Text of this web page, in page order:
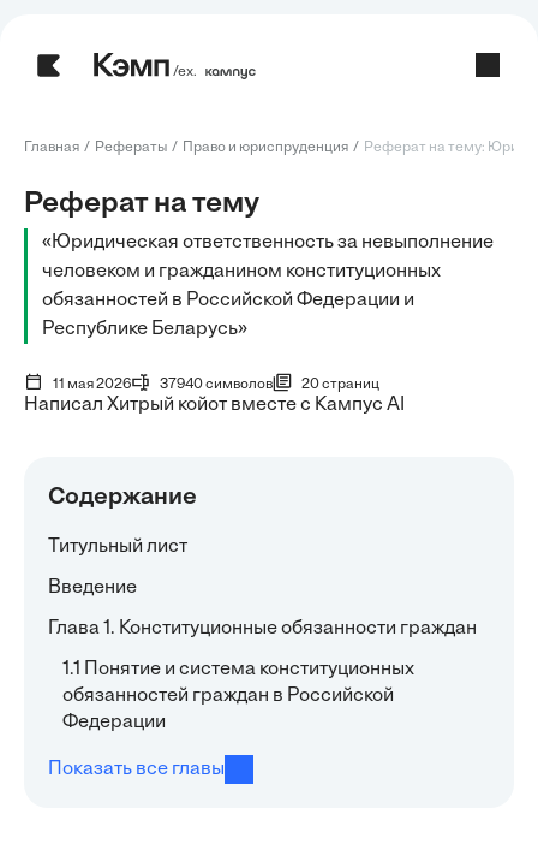
/ех.
Главная Рефераты Право и юриспруденция Реферат на тему:
Реферат на тему
«Юридическая ответственность за невыполнение
человеком и гражданином конституционных
обязанностей в Российской Федерации и
Республике Беларусь»
11 мая 2026 37940 символов 20 страниц
Написал Хитрый койот вместе с Кампус AI
Содержание
Титульный лист
Введение
Глава 1. Конституционные обязанности граждан
1.1 Понятие и система конституционных
обязанностей граждан в Российской
Федерации
Показать все главы